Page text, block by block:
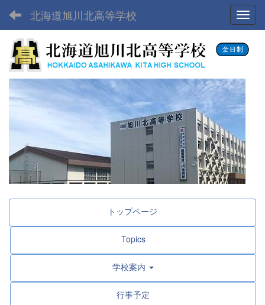
北海道旭川北高等学校
トップページ
Topics
学校案内
行事予定